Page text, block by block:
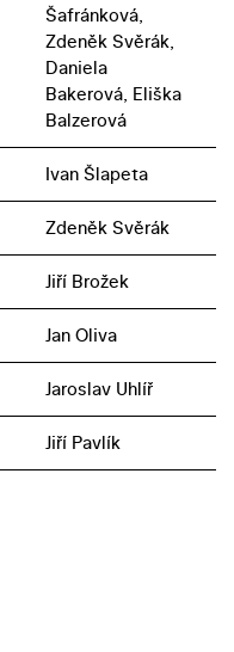
Šafránková,
Zdeněk Svěrák,
Daniela
Bakerová, Eliška
Balzerová
Ivan Šlapeta
Zdeněk Svěrák
Jiří Brožek
Jan Oliva
Jaroslav Uhlíř
Jiří Pavlík